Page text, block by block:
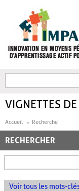
FORMULAIRE DE
VIGNETTES
Accueil Recherche
RECHERCHER
Voir tous les mots-